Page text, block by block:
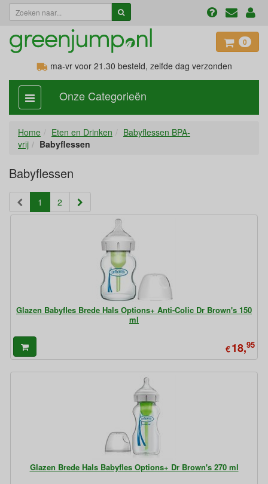
0
ma-vr voor 21.30 besteld, zelfde dag verzonden
categorie
aan,
Onze Categorieën
Home Eten en Drinken
Babyflessen BPA-
vrij
Babyflessen
Babyflessen
1 (current)
2
Glazen Babyfles Brede Hals Options+ Anti-Colic Dr Brown's 150
ml
€18,95
Glazen Brede Hals Babyfles Options+ Dr Brown's 270 ml